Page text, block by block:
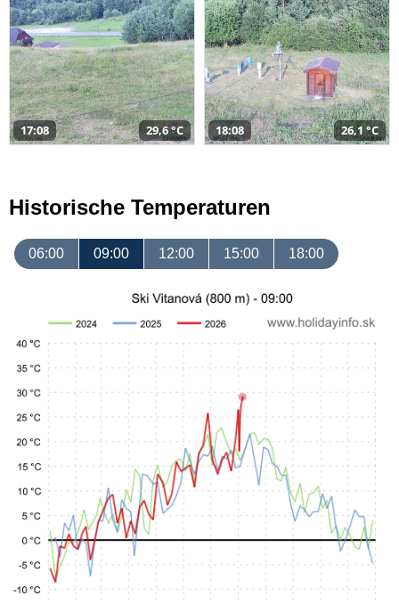
17:08 29,6 °C 18:08 26,1 °C
Historische Temperaturen
06:00 09:00 12:00 15:00 18:00